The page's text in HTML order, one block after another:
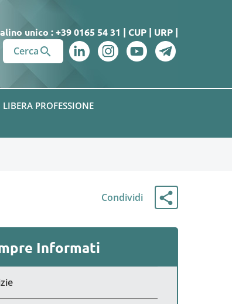
unico : +39 0165 54 31 | CUP | URP |
Cerca
LIBERA PROFESSIONE
Condividi
Informati